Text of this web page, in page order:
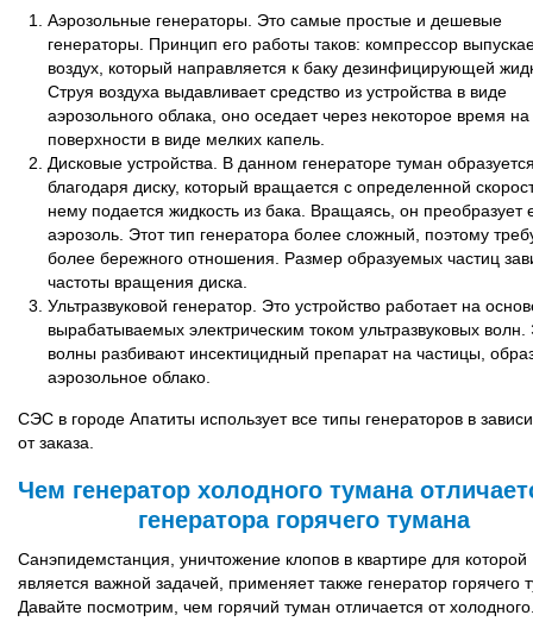
Аэрозольные генераторы. Это самые простые и дешевые
генераторы. Принцип его работы таков: компрессор
воздух, который направляется к баку дезинфицирующей
Струя воздуха выдавливает средство из устройства в виде
аэрозольного облака, оно оседает через некоторое время на
поверхности в виде мелких капель.
Дисковые устройства. В данном генераторе туман
благодаря диску, который вращается с определенной
нему подается жидкость из бака. Вращаясь, он преобразует
аэрозоль. Этот тип генератора более сложный, поэтому
более бережного отношения. Размер образуемых частиц
частоты вращения диска.
Ультразвуковой генератор. Это устройство работает на
вырабатываемых электрическим током ультразвуковых волн.
волны разбивают инсектицидный препарат на частицы,
аэрозольное облако.
СЭС в городе Апатиты использует все типы генераторов в
от заказа.
Чем генератор холодного тумана
генератора горячего тумана
Санэпидемстанция, уничтожение клопов в квартире для которой
является важной задачей, применяет также генератор горячего
Давайте посмотрим, чем горячий туман отличается от